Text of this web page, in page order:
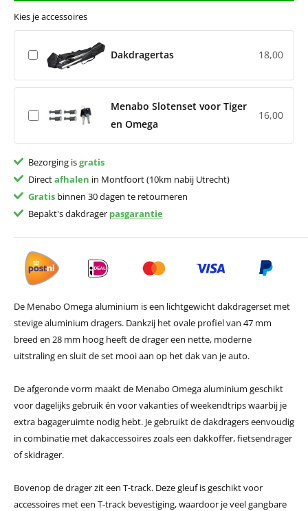
Kies je accessoires
Dakdragertas 18,00
Menabo Slotenset voor Tiger
en Omega
16,00
Bezorging isgratis
Directafhalen in Montfoort (10km nabij Utrecht)
Gratisbinnen 30 dagen te retourneren
Bepakt's dakdrager pasgarantie
De Menabo Omega aluminium is een lichtgewicht dakdragerset met
stevige aluminium dragers. Dankzij het ovale profiel van 47 mm
breed en 28 mm hoog heeft de drager een nette, moderne
uitstraling en sluit de set mooi aan op het dak van je auto.
De afgeronde vorm maakt de Menabo Omega aluminium geschikt
voor dagelijks gebruik én voor vakanties of weekendtrips waarbij je
extra bagageruimte nodig hebt. Je gebruikt de dakdragers eenvoudig
in combinatie met dakaccessoires zoals een dakkoffer, fietsendrager
of skidrager.
Bovenop de drager zit een T-track. Deze gleuf is geschikt voor
accessoires met een T-track bevestiging, waardoor je veel gangbare